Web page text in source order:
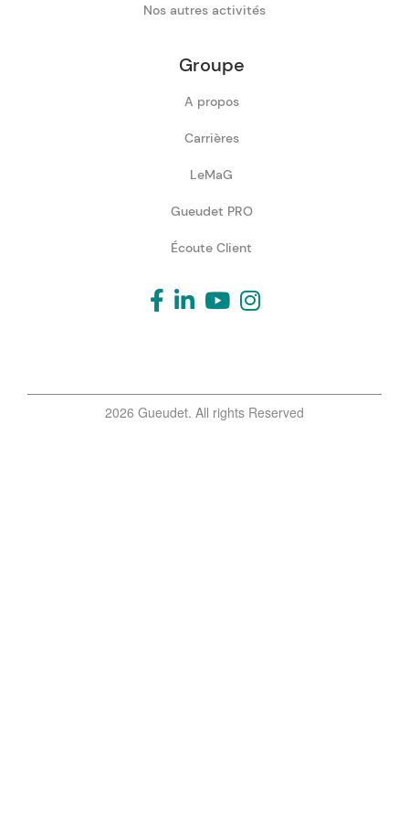
Nos autres activités
Groupe
A propos
Carrières
LeMaG
Gueudet PRO
Écoute Client
2026 Gueudet. All rights Reserved